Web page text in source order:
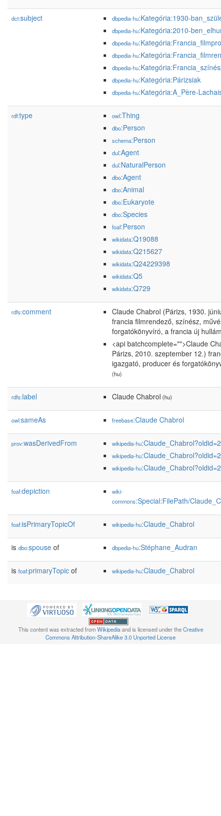
dct:subject dbpedia-hu:Kategória:1930-
dbpedia-hu:Kategória:2010-
dbpedia-hu
dbpedia-hu
dbpedia-hu
dbpedia-hu:Kategória:Párizsiak
dbpedia-hu:Kategória:A_Père-
rdf:type owl:Thing
dbo:Person
schema:Person
dul:Agent
dul:NaturalPerson
dbo:Agent
dbo:Animal
dbo:Eukaryote
dbo:Species
foaf:Person
wikidata:Q19088
wikidata:Q215627
wikidata:Q24229398
wikidata:Q5
wikidata:Q729
rdfs:comment
Claude Chabrol (Párizs, 1930.
francia filmrendező, színész,
forgatókönyvíró, a francia új
<api batchcomplete="">Claude
Párizs, 2010. szeptember 12.)
igazgató, producer és
(hu)
rdfs:label Claude Chabrol (hu)
owl:sameAs freebase:Claude Chabrol
prov:wasDerivedFrom wikipedia-hu
wikipedia-hu
wikipedia-hu
foaf:depiction
wiki-
commons:Special:FilePath/
foaf:isPrimaryTopicOf wikipedia-hu:Claude_Chabrol
is dbo:spouse of dbpedia-hu:Stéphane_Audran
is foaf:primaryTopic of wikipedia-hu:Claude_Chabrol
This content was extracted fromWikipediaand is licensed under theCreative
Commons Attribution-ShareAlike 3.0 Unported License